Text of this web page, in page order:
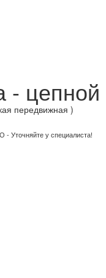
цепной
передвижная )
Уточняйте у специалиста!